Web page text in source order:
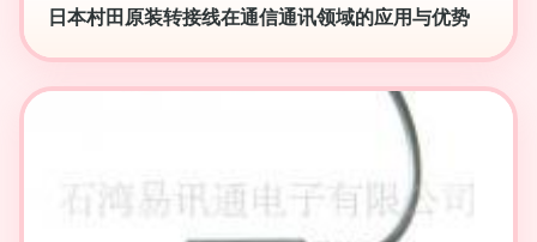
日本村田原装转接线在通信通讯领域的应用与优势